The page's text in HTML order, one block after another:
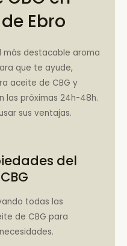
Ebro
más destacable aroma
que te ayude,
aceite de CBG y
las próximas 24h-48h.
sus ventajas.
del
todas las
de CBG para